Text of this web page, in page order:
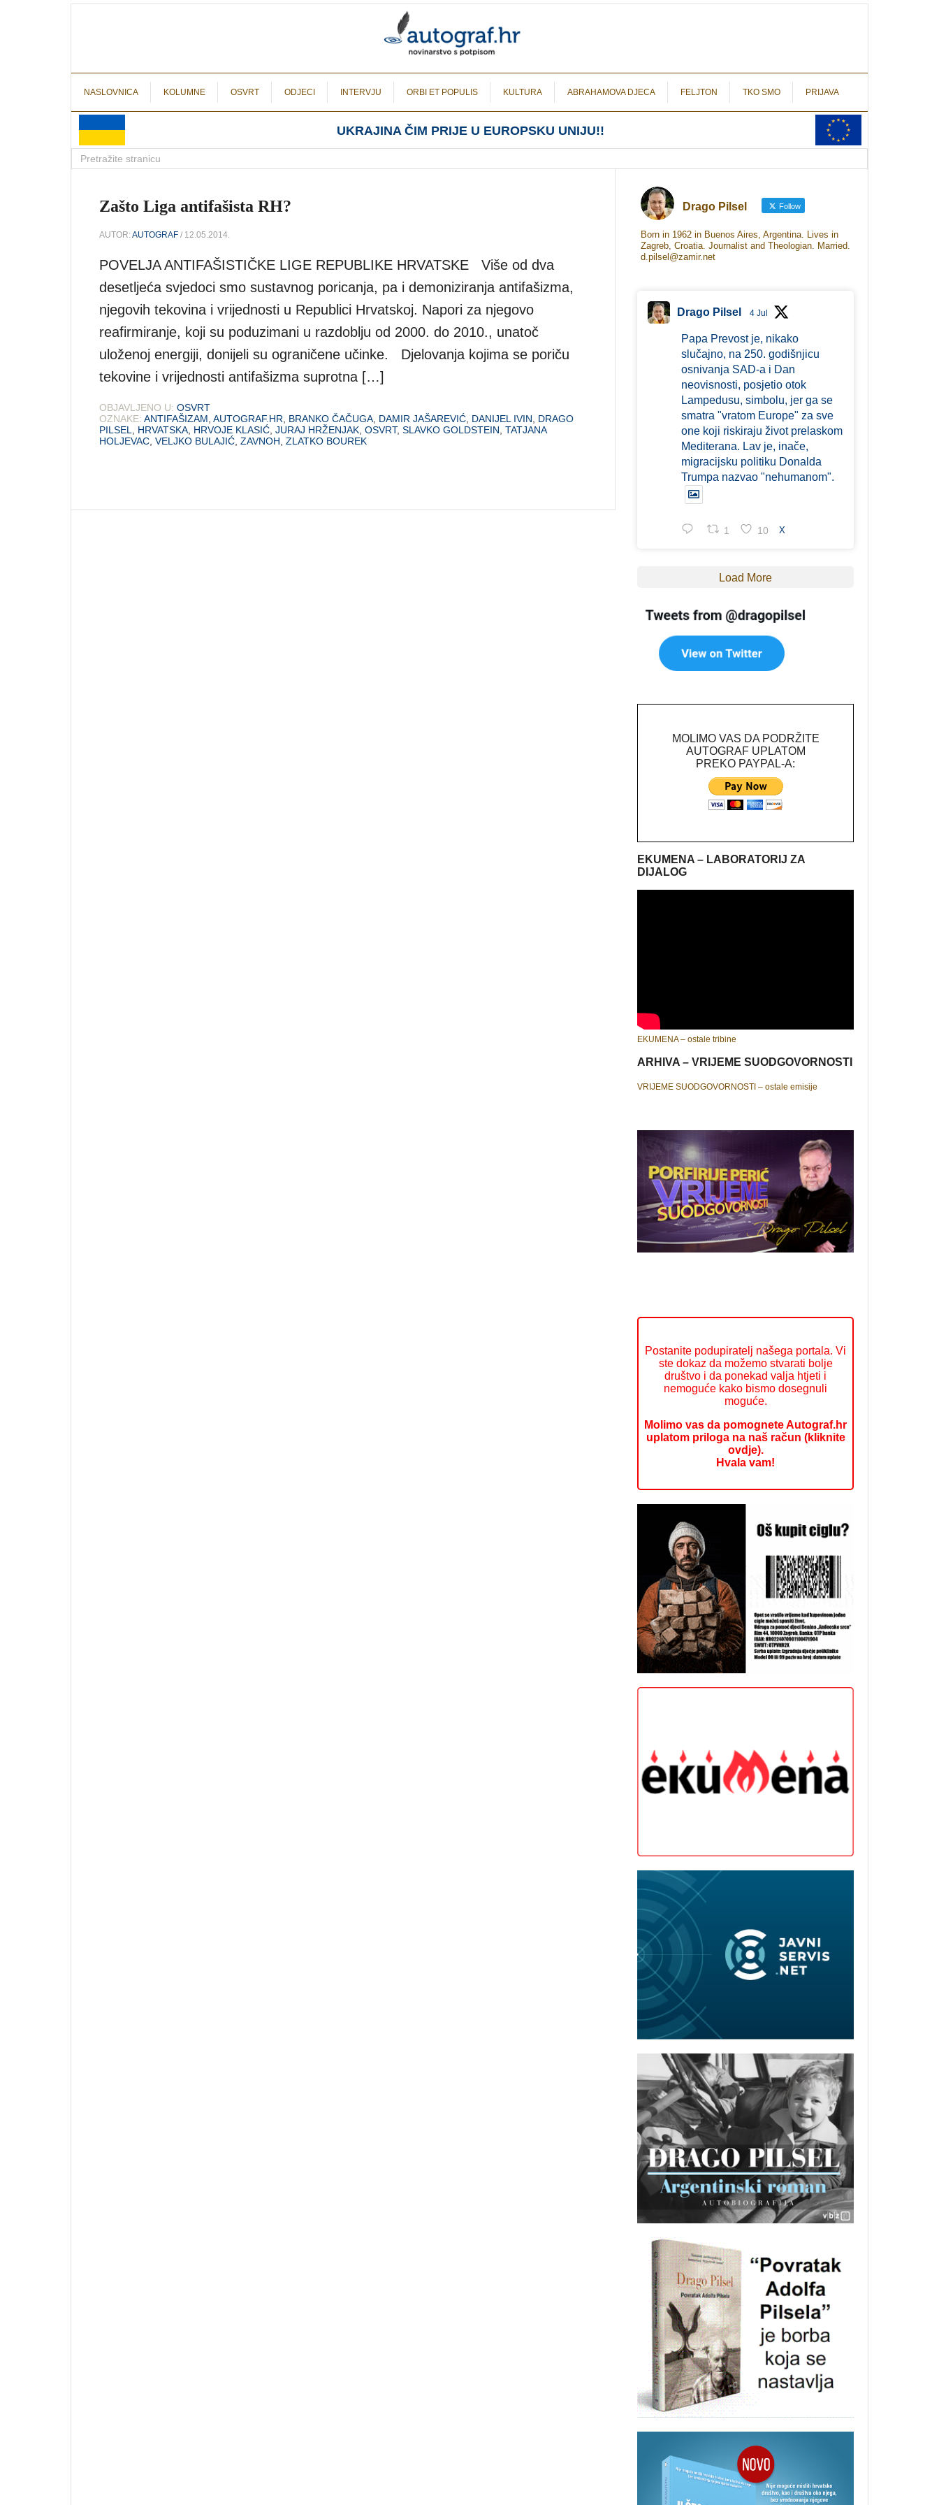
NASLOVNICA KOLUMNE OSVRT ODJECI INTERVJU ORBI ET POPULIS KULTURA ABRAHAMOVA DJECA FELJTON TKO SMO PRIJAVA
UKRAJINA ČIM PRIJE U EUROPSKU UNIJU!!
Zašto Liga antifašista RH?
AUTOR:AUTOGRAF / 12.05.2014.
POVELJA ANTIFAŠISTIČKE LIGE REPUBLIKE HRVATSKE Više od dva
desetljeća svjedoci smo sustavnog poricanja, pa i demoniziranja antifašizma,
njegovih tekovina i vrijednosti u Republici Hrvatskoj. Napori za njegovo
reafirmiranje, koji su poduzimani u razdoblju od 2000. do 2010., unatoč
uloženoj energiji, donijeli su ograničene učinke. Djelovanja kojima se poriču
tekovine i vrijednosti antifašizma suprotna […]
OBJAVLJENO U: OSVRT
OZNAKE: ANTIFAŠIZAM AUTOGRAF.HR BRANKO ČAČUGA DAMIR JAŠAREVIĆ DANIJEL IVIN
DRAGO
PILSEL
HRVATSKA HRVOJE KLASIĆ JURAJ HRŽENJAK OSVRT, SLAVKO GOLDSTEIN TATJANA
HOLJEVAC VELJKO BULAJIĆ ZAVNOH ZLATKO BOUREK
Drago Pilsel Follow
Born in 1962 in Buenos Aires, Argentina. Lives in
Zagreb, Croatia. Journalist and Theologian. Married.
d.pilsel@zamir.net
Drago Pilsel 4 Jul
Papa Prevost je, nikako
slučajno, na 250. godišnjicu
osnivanja SAD-a i Dan
neovisnosti, posjetio otok
Lampedusu, simbolu, jer ga se
smatra "vratom Europe" za sve
one koji riskiraju život prelaskom
Mediterana. Lav je, inače,
migracijsku politiku Donalda
Trumpa nazvao "nehumanom".
1 10 X
Load More
MOLIMO VAS DA PODRŽITE
AUTOGRAF UPLATOM
PREKO PAYPAL-A:
EKUMENA – LABORATORIJ ZA
DIJALOG
EKUMENA – ostale tribine
ARHIVA – VRIJEME SUODGOVORNOSTI
VRIJEME SUODGOVORNOSTI – ostale emisije
Postanite podupiratelj našega portala. Vi
ste dokaz da možemo stvarati bolje
društvo i da ponekad valja htjeti i
nemoguće kako bismo dosegnuli
moguće.
Molimo vas da pomognete Autograf.hr
uplatom priloga na naš račun (kliknite
ovdje).
Hvala vam!